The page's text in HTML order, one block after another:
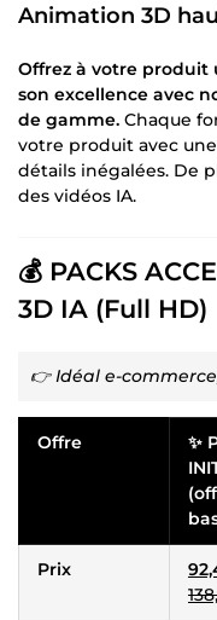
Animation 3D
Offrez à votre
son excellence avec
de gamme. Chaque
votre produit avec
détails inégalées. De
des vidéos IA.
💰 PACKS
3D IA (Full HD)
👉 Idéal e-
Offre
✨
Prix